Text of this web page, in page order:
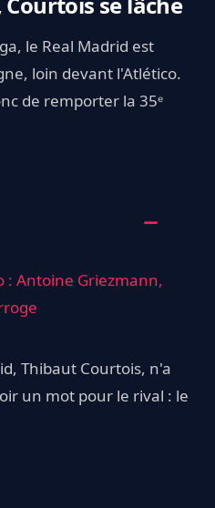
le Real Madrid est
loin devant l'Atlético.
de remporter la 35ᵉ
: Antoine Griezmann,
Thibaut Courtois, n'a
un mot pour le rival : le